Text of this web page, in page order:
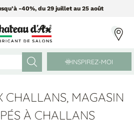
-40%, du 29 juillet au 25 août
INSPIREZ-MOI
CHALLANS, MAGASIN
À CHALLANS